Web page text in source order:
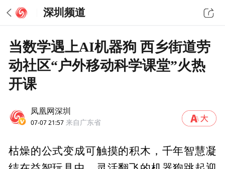
深圳频道
当数学遇上AI机器狗 西乡街道劳
动社区“户外移动科学课堂”火热
开课
凤凰网深圳
07-07 21:57 来自广东省
枯燥的公式变成可触摸的积木，千年智慧凝